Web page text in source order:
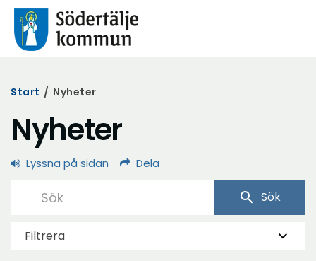
Start / Nyheter
Nyheter
Lyssna på sidan Dela
search Sök
Filtrera